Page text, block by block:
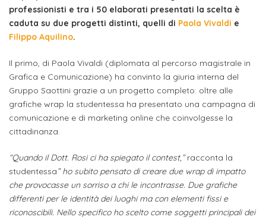
Missione
CAPITALE
CULTURA
2023
BGBS2023
RETE
COLLABORAZIONE
Istituzioni
Amministrazioni
Applicate
DOTTORATI
RICERCA
Arti
Visive
e
Tecnologico
ALTRI
LIVELLI
Laboratori
e
sede
Servizio
di
stampa
Alloggi
Modulistica
convenzionate
e
attività
gli
Istituti
Superiori
INCONTRIAMOCI
TUTTA
Fiere
e
professionisti e tra i 50 elaborati presentati la scelta è
caduta su due progetti distinti, quelli di Paola Vivaldi e
Filippo Aquilino.
Il primo, di Paola Vivaldi (diplomata al percorso magistrale in
Grafica e Comunicazione) ha convinto la giuria interna del
Gruppo Saottini grazie a un progetto completo: oltre alle
grafiche wrap la studentessa ha presentato una campagna di
comunicazione e di marketing online che coinvolgesse la
cittadinanza.
“Quando il Dott. Rosi ci ha spiegato il contest,”racconta la
studentessa” ho subito pensato di creare due wrap di impatto
che provocasse un sorriso a chi le incontrasse. Due grafiche
differenti per le identità dei luoghi ma con elementi fissi e
riconoscibili. Nello specifico ho scelto come soggetti principali dei